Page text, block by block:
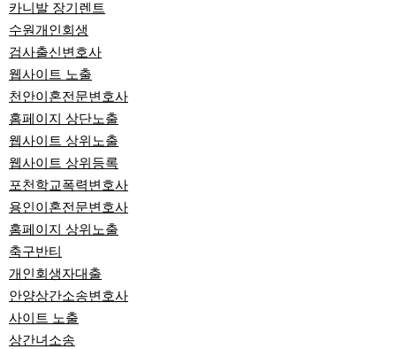
카니발 장기렌트
수원개인회생
검사출신변호사
웹사이트 노출
천안이혼전문변호사
홈페이지 상단노출
웹사이트 상위노출
웹사이트 상위등록
포천학교폭력변호사
용인이혼전문변호사
홈페이지 상위노출
축구반티
개인회생자대출
안양상간소송변호사
사이트 노출
상간녀소송